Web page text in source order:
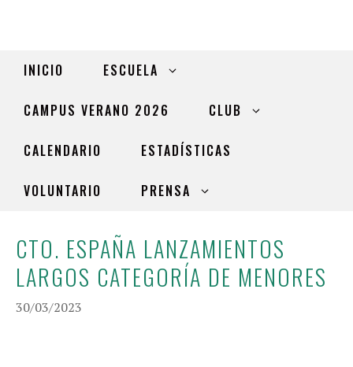
INICIO ESCUELA
CAMPUS VERANO 2026 CLUB
CALENDARIO ESTADÍSTICAS
VOLUNTARIO PRENSA
CTO. ESPAÑA LANZAMIENTOS
LARGOS CATEGORÍA DE MENORES
30/03/2023